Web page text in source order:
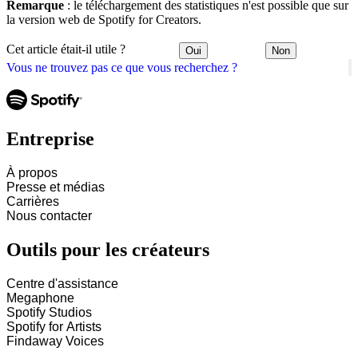
Vous ne trouvez pas ce que vous recherchez ?
Remarque : le téléchargement des statistiques n'est possible que sur
la version web de Spotify for Creators.
Cet article était-il utile ? Oui Non
Entreprise
À propos
Presse et médias
Carrières
Nous contacter
Outils pour les créateurs
Centre d'assistance
Megaphone
Spotify Studios
Spotify for Artists
Findaway Voices